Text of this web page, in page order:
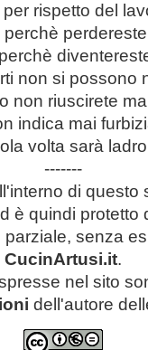
per rispetto del
perchè
perchè
non si possono
non riuscirete
indica mai
volta sarà
-------
di questo
è quindi protetto
parziale, senza
CucinArtusi.it.
nel sito
dell'autore